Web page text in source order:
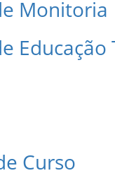
Monitoria
Educação
Curso